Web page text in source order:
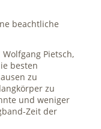
beachtliche
Pietsch,
besten
zu
zu
und weniger
Zeit der